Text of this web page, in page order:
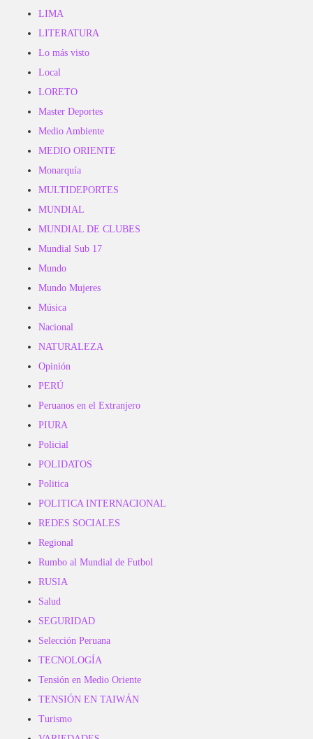
LIMA
LITERATURA
Lo más visto
Local
LORETO
Master Deportes
Medio Ambiente
MEDIO ORIENTE
Monarquía
MULTIDEPORTES
MUNDIAL
MUNDIAL DE CLUBES
Mundial Sub 17
Mundo
Mundo Mujeres
Música
Nacional
NATURALEZA
Opinión
PERÚ
Peruanos en el Extranjero
PIURA
Policial
POLIDATOS
Politica
POLITICA INTERNACIONAL
REDES SOCIALES
Regional
Rumbo al Mundial de Futbol
RUSIA
Salud
SEGURIDAD
Selección Peruana
TECNOLOGÍA
Tensión en Medio Oriente
TENSIÓN EN TAIWÁN
Turismo